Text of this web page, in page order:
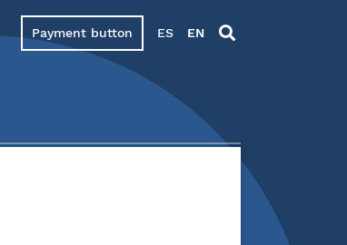
Payment button ES EN